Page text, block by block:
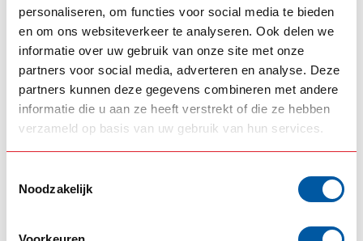
personaliseren, om functies voor social media te bieden
en om ons websiteverkeer te analyseren. Ook delen we
informatie over uw gebruik van onze site met onze
partners voor social media, adverteren en analyse. Deze
partners kunnen deze gegevens combineren met andere
informatie die u aan ze heeft verstrekt of die ze hebben
verzameld op basis van uw gebruik van hun services.
Noodzakelijk
HYPRO
Hypro
Frontschutzbügel
Scania NG XL
HYPRO
Hypro
Frontschutzbügel
Scania Serie R
Produkt ansehen